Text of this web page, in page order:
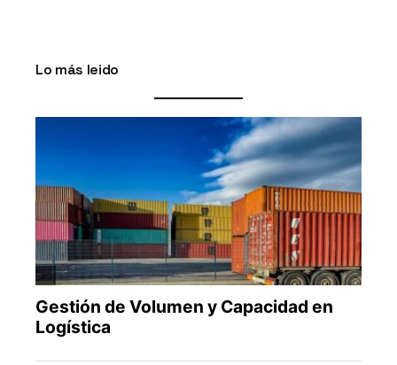
Lo más leido